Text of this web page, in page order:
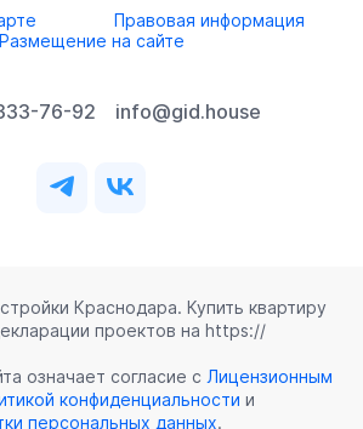
Правовая информация
Размещение на сайте
76-92 info@gid.house
Краснодара. Купить квартиру
проектов на https://
означает согласие с Лицензионным
конфиденциальности и
персональных данных.